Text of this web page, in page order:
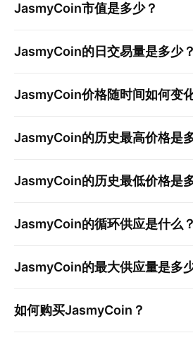
JasmyCoin市值是多少？
JasmyCoin的日交易量是多少？
JasmyCoin价格随时间如何变
JasmyCoin的历史最高价格是
JasmyCoin的历史最低价格是
JasmyCoin的循环供应是什么？
JasmyCoin的最大供应量是多
如何购买JasmyCoin ？